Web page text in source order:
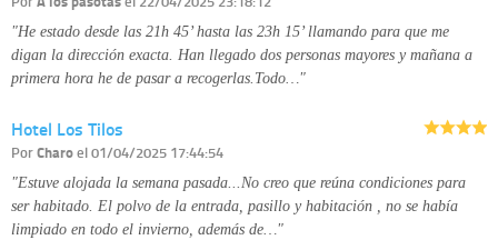
"He estado desde las 21h 45’ hasta las 23h 15’ llamando para que me
digan la dirección exacta. Han llegado dos personas mayores y mañana a
primera hora he de pasar a recogerlas.Todo…"
Hotel Los Tilos
PorCharoel 01/04/2025 17:44:54
"Estuve alojada la semana pasada...No creo que reúna condiciones para
ser habitado. El polvo de la entrada, pasillo y habitación , no se había
limpiado en todo el invierno, además de…"